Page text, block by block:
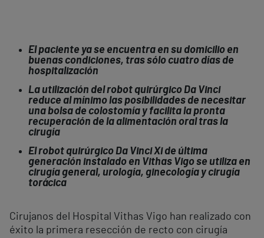
El paciente ya se encuentra en su domicilio en
buenas condiciones, tras sólo cuatro días de
hospitalización
La utilización del robot quirúrgico Da Vinci
reduce al mínimo las posibilidades de necesitar
una bolsa de colostomía y facilita la pronta
recuperación de la alimentación oral tras la
cirugía
El robot quirúrgico Da Vinci Xi de última
generación instalado en Vithas Vigo se utiliza en
cirugía general, urología, ginecología y cirugía
torácica
Cirujanos del Hospital Vithas Vigo han realizado con
éxito la primera resección de recto con cirugía